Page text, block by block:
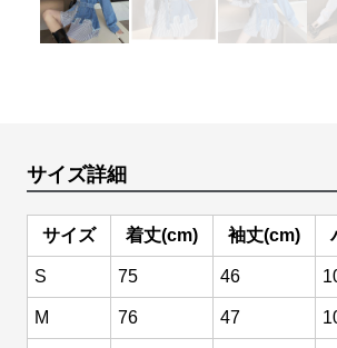
サイズ詳細
サイズ 着丈(cm) 袖丈(cm)
S 75 46
M 76 47